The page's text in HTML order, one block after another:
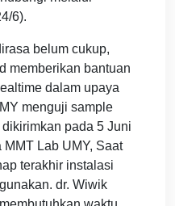
6).
belum cukup,
memberikan bantuan
dalam upaya
menguji sample
pada 5 Juni
Lab UMY, Saat
terakhir instalasi
dr. Wiwik